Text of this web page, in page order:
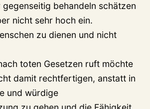
gegenseitig behandeln schätzen
nicht sehr hoch ein.
zu dienen und nicht
toten Gesetzen ruft möchte
damit rechtfertigen, anstatt in
und würdige